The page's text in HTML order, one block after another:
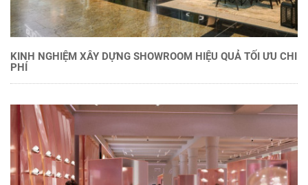
KINH NGHIỆM XÂY DỰNG SHOWROOM HIỆU QUẢ TỐI ƯU CHI
PHÍ